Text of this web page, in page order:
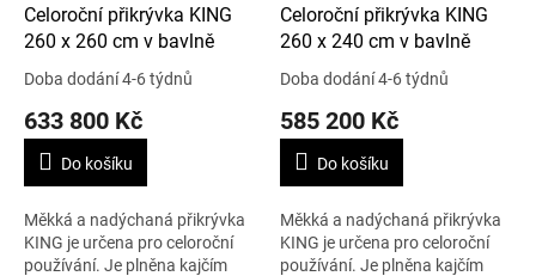
Celoroční přikrývka KING
260 x 260 cm v bavlně
Doba dodání 4-6 týdnů
633 800 Kč
Do košíku
Měkká a nadýchaná přikrývka
KING je určena pro celoroční
používání. Je plněna kajčím
Celoroční přikrývka KING
260 x 240 cm v bavlně
Doba dodání 4-6 týdnů
585 200 Kč
Do košíku
Měkká a nadýchaná přikrývka
KING je určena pro celoroční
používání. Je plněna kajčím